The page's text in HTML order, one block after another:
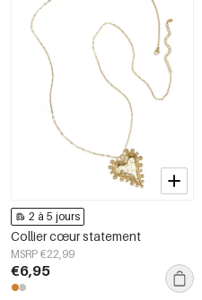
2 à 5 jours
Collier cœur statement
MSRP €22,99
€6,95